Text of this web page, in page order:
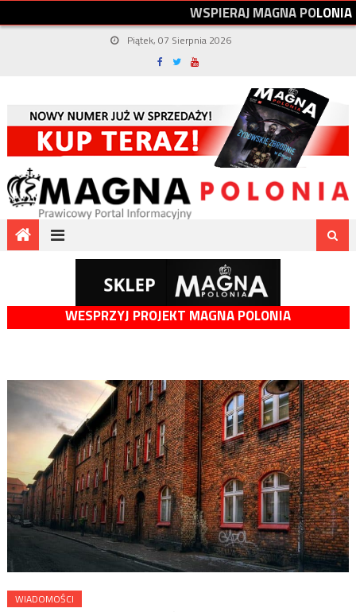
WSPIERAJMAGNAPOLONIA
Piątek, 07 Sierpnia 2026
WESPRZYJ PROJEKT MAGNA POLONIA
WIADOMOŚCI